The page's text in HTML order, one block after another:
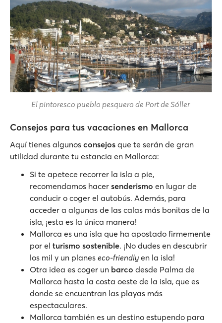
El pintoresco pueblo pesquero de Port de Sóller
Consejos para tus vacaciones en Mallorca
Aquí tienes algunos consejos que te serán de gran
utilidad durante tu estancia en Mallorca:
Si te apetece recorrer la isla a pie,
recomendamos hacer senderismo en lugar de
conducir o coger el autobús. Además, para
acceder a algunas de las calas más bonitas de la
isla, ¡esta es la única manera!
Mallorca es una isla que ha apostado firmemente
por el turismo sostenible. ¡No dudes en descubrir
los mil y un planes eco-friendly en la isla!
Otra idea es coger un barco desde Palma de
Mallorca hasta la costa oeste de la isla, que es
donde se encuentran las playas más
espectaculares.
Mallorca también es un destino estupendo para